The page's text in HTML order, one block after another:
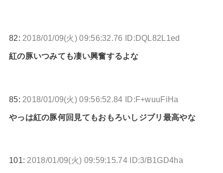
82: 2018/01/09(火) 09:56:32.76 ID:DQL82L1ed
紅の豚いつみても凄い興奮するよな
85: 2018/01/09(火) 09:56:52.84 ID:F+wuuFiHa
やっは紅の豚何回見てもおもろいしジブリ最高やな
101: 2018/01/09(火) 09:59:15.74 ID:3/B1GD4ha